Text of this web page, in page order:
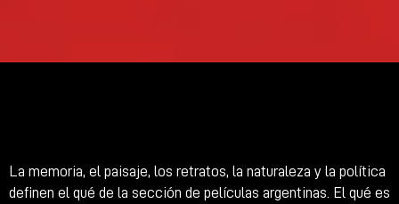
La memoria, el paisaje, los retratos, la naturaleza y la política
definen el qué de la sección de películas argentinas. El qué es